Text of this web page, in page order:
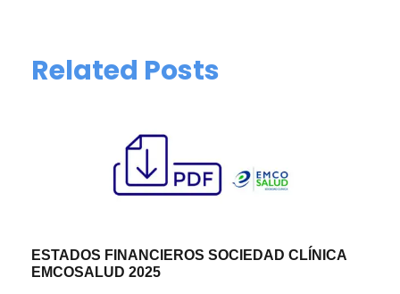
Related Posts
ESTADOS FINANCIEROS SOCIEDAD CLÍNICA
EMCOSALUD 2025